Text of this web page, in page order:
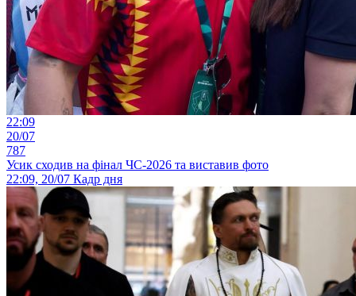
22:09
20/07
787
Усик сходив на фінал ЧС-2026 та виставив фото
22:09, 20/07 Кадр дня